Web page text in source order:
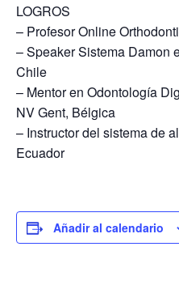
LOGROS
– Profesor Online
– Speaker Sistema Damon
Chile
– Mentor en Odontología
NV Gent, Bélgica
– Instructor del sistema de
Ecuador
Añadir al calendario